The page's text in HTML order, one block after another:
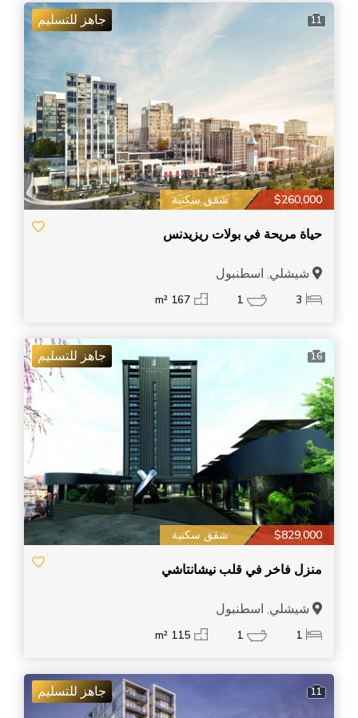
11 جاهز للتسليم
شقق سكنية $260,000
حياة مريحة في بولات ريزيدنس
شيشلي, اسطنبول
3
1
167 m²
16 جاهز للتسليم
شقق سكنية $829,000
منزل فاخر في قلب نيشانتاشي
شيشلي, اسطنبول
1
1
115 m²
11 جاهز للتسليم